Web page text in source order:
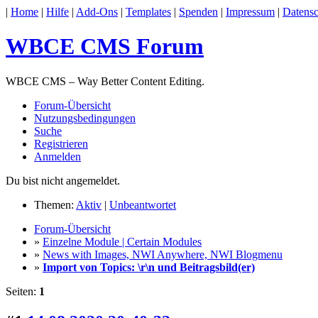
| Home | Hilfe | Add-Ons | Templates | Spenden | Impressum |
WBCE CMS Forum
WBCE CMS – Way Better Content Editing.
Forum-Übersicht
Nutzungsbedingungen
Suche
Registrieren
Anmelden
Du bist nicht angemeldet.
Themen: Aktiv | Unbeantwortet
Forum-Übersicht
» Einzelne Module | Certain Modules
» News with Images, NWI Anywhere, NWI Blogmenu
» Import von Topics: \r\n und Beitragsbild(er)
Seiten: 1